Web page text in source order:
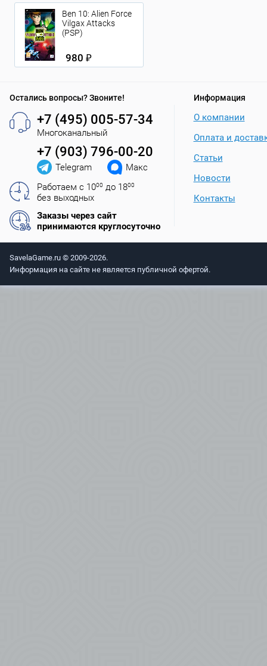
Ben 10: Alien Force
Vilgax Attacks
(PSP)
980 ₽
Остались вопросы? Звоните!
+7 (495) 005-57-34
Многоканальный
+7 (903) 796-00-20
Telegram
Макс
Работаем с 1000 до 1800
без выходных
Заказы через сайт
принимаются круглосуточно
Информация
О компании
Оплата и
Статьи
Новости
Контакты
SavelaGame.ru © 2009-2026.
Информация на сайте не является публичной офертой.